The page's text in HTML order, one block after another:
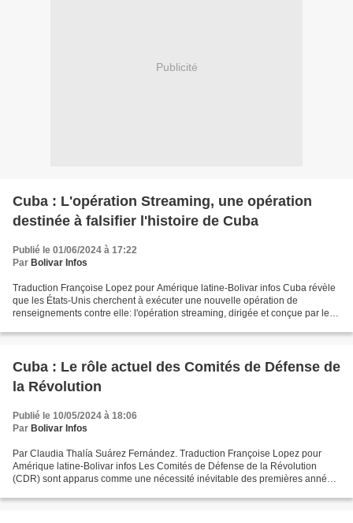
Publicité
Cuba : L'opération Streaming, une opération
destinée à falsifier l'histoire de Cuba
Publié le 01/06/2024 à 17:22
Par Bolivar Infos
Traduction Françoise Lopez pour Amérique latine-Bolivar infos Cuba révèle
que les États-Unis cherchent à exécuter une nouvelle opération de
renseignements contre elle: l'opération streaming, dirigée et conçue par le
Cuba : Le rôle actuel des Comités de Défense de
la Révolution
Publié le 10/05/2024 à 18:06
Par Bolivar Infos
Par Claudia Thalía Suárez Fernández. Traduction Françoise Lopez pour
Amérique latine-Bolivar infos Les Comités de Défense de la Révolution
(CDR) sont apparus comme une nécessité inévitable des premières années